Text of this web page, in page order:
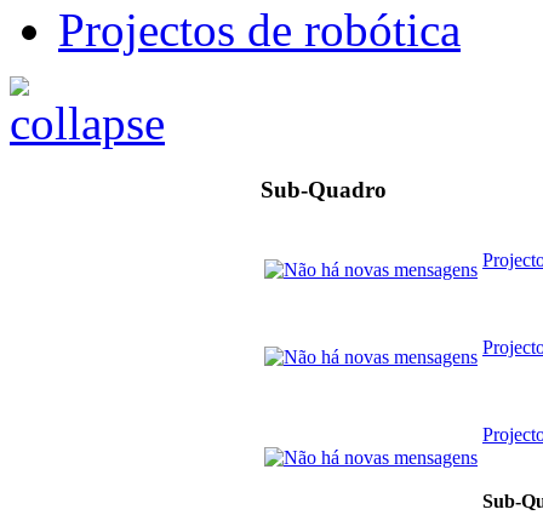
Projectos de robótica
Sub-Quadro
Sub-